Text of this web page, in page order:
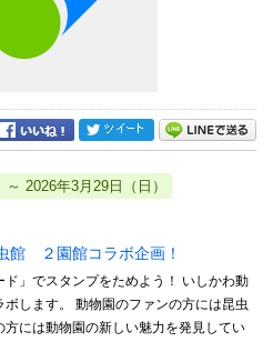
2026年3月29日（日）
館 ２園館コラボ企画！
ド」でスタンプをためよう！ いしかわ動
します。 動物園のファンの方には昆虫
には動物園の新しい魅力を発見してい